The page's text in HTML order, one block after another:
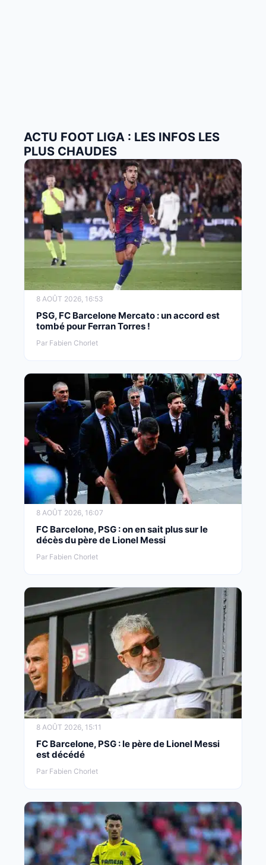
ACTU FOOT LIGA : LES INFOS LES
PLUS CHAUDES
8 AOÛT 2026, 16:53
PSG, FC Barcelone Mercato : un accord est
tombé pour Ferran Torres !
Par Fabien Chorlet
8 AOÛT 2026, 16:07
FC Barcelone, PSG : on en sait plus sur le
décès du père de Lionel Messi
Par Fabien Chorlet
8 AOÛT 2026, 15:11
FC Barcelone, PSG : le père de Lionel Messi
est décédé
Par Fabien Chorlet